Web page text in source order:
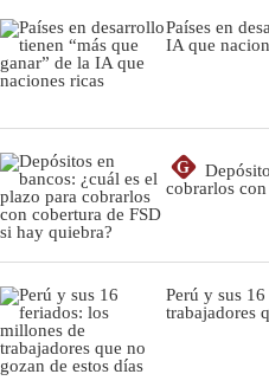
Países en
IA que
G
cobrarlos
Perú y sus
trabajadores